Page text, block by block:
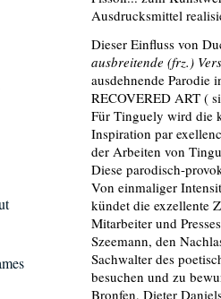
Ausdrucksmittel
Dieser Einfluss von
ausbreitende (frz.)
ausdehnende Parodie
RECOVERED ART (
Für Tinguely wird die
Inspiration par
der Arbeiten von
Diese parodisch-
Von einmaliger
kündet die exzellente
Mitarbeiter und
Szeemann, den
Sachwalter des
besuchen und zu
Bronfen, Dieter